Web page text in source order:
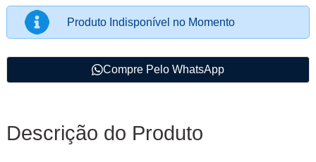
Produto Indisponível no Momento
Compre Pelo WhatsApp
Descrição do Produto